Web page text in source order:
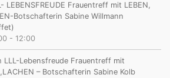
LEBENSFREUDE Frauentreff mit LEBEN,
Botschafterin Sabine Willmann
- 12:00
LLL-Lebensfreude Frauentreff mit
– Botschafterin Sabine Kolb